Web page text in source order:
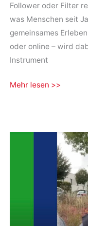
Follower oder Filter
was Menschen seit
gemeinsames
oder online – wird
Instrument
Wie
Miteinander
Mehr lesen >>